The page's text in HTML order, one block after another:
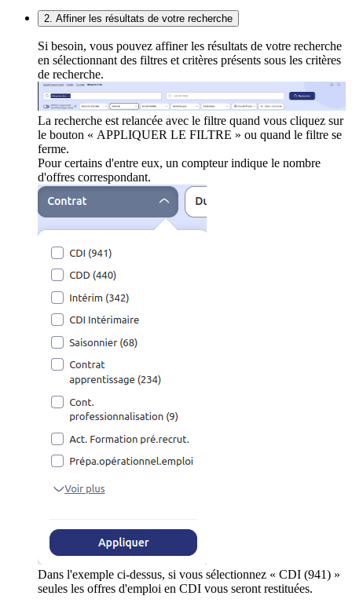
2. Affiner les résultats de votre recherche
Si besoin, vous pouvez affiner les résultats de votre recherche
en sélectionnant des filtres et critères présents sous les critères
de recherche.
La recherche est relancée avec le filtre quand vous cliquez sur
le bouton « APPLIQUER LE FILTRE » ou quand le filtre se
ferme.
Pour certains d'entre eux, un compteur indique le nombre
d'offres correspondant.
Dans l'exemple ci-dessus, si vous sélectionnez « CDI (941) »
seules les offres d'emploi en CDI vous seront restituées.